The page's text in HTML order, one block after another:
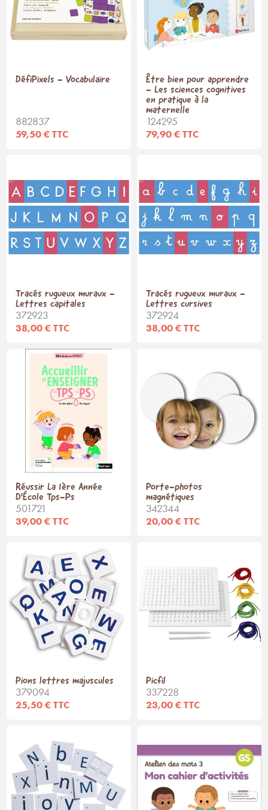
DéfiPixels - Vocabulaire
882837
59,50 € TTC
Être bien pour apprendre
- Les sciences cognitives
en pratique à la
maternelle
124295
79,90 € TTC
Tracés rugueux muraux -
Lettres capitales
372923
38,00 € TTC
Tracés rugueux muraux -
Lettres cursives
372924
38,00 € TTC
Réussir La 1ère Année
D'École Tps-Ps
501721
39,00 € TTC
Porte-photos
magnétiques
342344
20,00 € TTC
Pions lettres majuscules
379094
25,50 € TTC
Picfil
337228
23,00 € TTC